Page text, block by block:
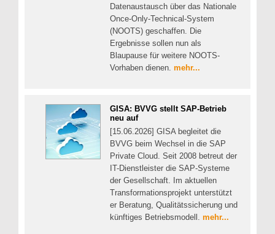
Datenaustausch über das Nationale
Once-Only-Technical-System
(NOOTS) geschaffen. Die
Ergebnisse sollen nun als
Blaupause für weitere NOOTS-
Vorhaben dienen. mehr...
GISA: BVVG stellt SAP-Betrieb
neu auf
[15.06.2026] GISA begleitet die
BVVG beim Wechsel in die SAP
Private Cloud. Seit 2008 betreut der
IT-Dienstleister die SAP-Systeme
der Gesellschaft. Im aktuellen
Transformationsprojekt unterstützt
er Beratung, Qualitätssicherung und
künftiges Betriebsmodell. mehr...